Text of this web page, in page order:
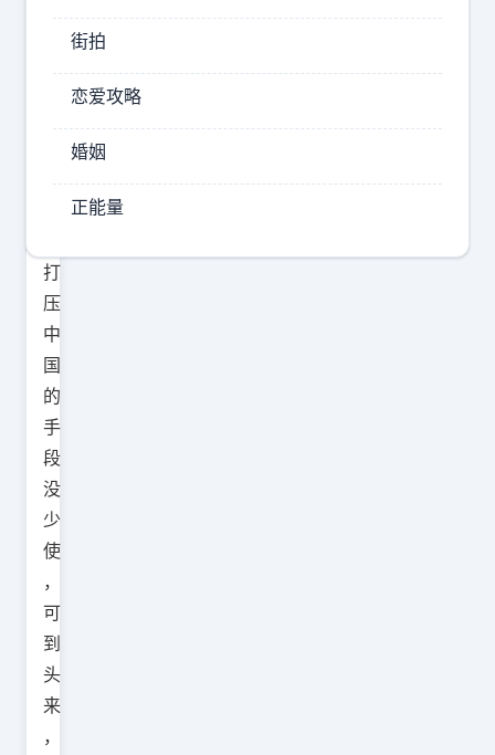
想
年
打
压
中
国
的
手
段
没
少
使
，
可
到
头
来
，
街拍
恋爱攻略
婚姻
正能量